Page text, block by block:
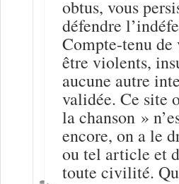
obtus, vous
défendre
Compte-tenu de
être violents,
aucune autre
validée. Ce site
la chanson »
encore, on a le
ou tel article et
toute civilité.